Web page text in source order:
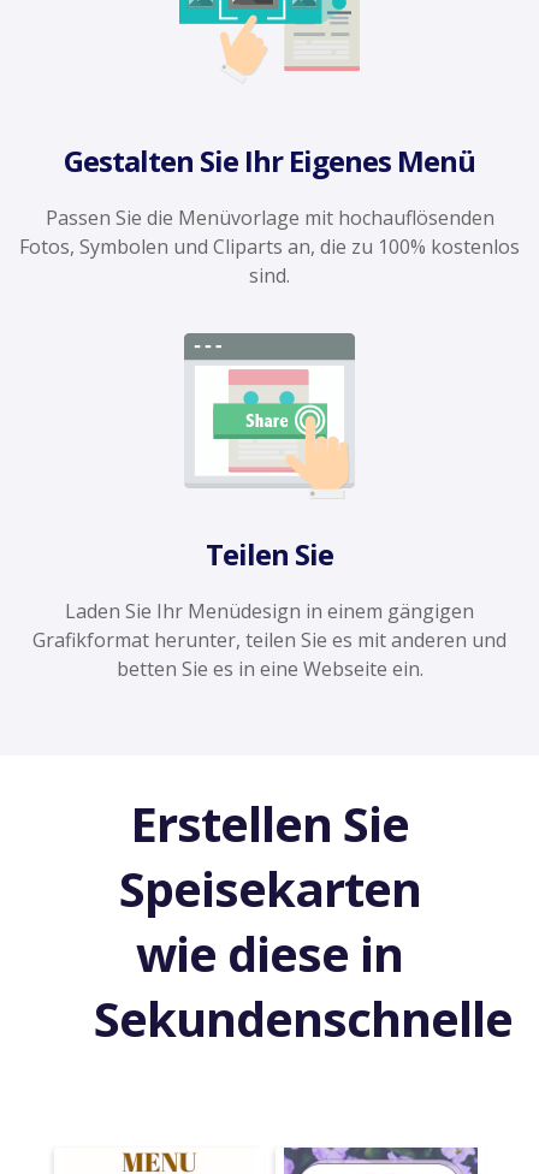
Gestalten Sie Ihr Eigenes Menü
Passen Sie die Menüvorlage mit hochauflösenden
Fotos, Symbolen und Cliparts an, die zu 100% kostenlos
sind.
Teilen Sie
Laden Sie Ihr Menüdesign in einem gängigen
Grafikformat herunter, teilen Sie es mit anderen und
betten Sie es in eine Webseite ein.
Erstellen Sie
Speisekarten
wie diese in
Sekundenschnelle